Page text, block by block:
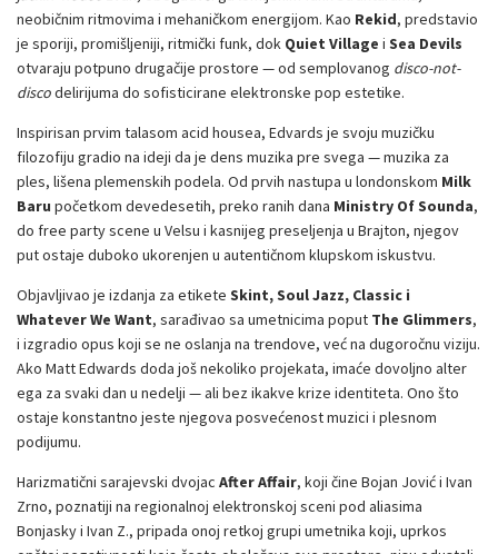
neobičnim ritmovima i mehaničkom energijom. Kao Rekid, predstavio
je sporiji, promišljeniji, ritmički funk, dok Quiet Village i Sea Devils
otvaraju potpuno drugačije prostore — od semplovanog disco-not-
discodelirijuma do sofisticirane elektronske pop estetike.
Inspirisan prvim talasom acid housea, Edvards je svoju muzičku
filozofiju gradio na ideji da je dens muzika pre svega — muzika za
ples, lišena plemenskih podela. Od prvih nastupa u londonskom Milk
Baru početkom devedesetih, preko ranih dana Ministry Of Sounda,
do free party scene u Velsu i kasnijeg preseljenja u Brajton, njegov
put ostaje duboko ukorenjen u autentičnom klupskom iskustvu.
Objavljivao je izdanja za etikete Skint, Soul Jazz, Classic i
Whatever We Want, sarađivao sa umetnicima poput The Glimmers,
i izgradio opus koji se ne oslanja na trendove, već na dugoročnu viziju.
Ako Matt Edwards doda još nekoliko projekata, imaće dovoljno alter
ega za svaki dan u nedelji — ali bez ikakve krize identiteta. Ono što
ostaje konstantno jeste njegova posvećenost muzici i plesnom
podijumu.
Harizmatični sarajevski dvojac After Affair, koji čine Bojan Jović i Ivan
Zrno, poznatiji na regionalnoj elektronskoj sceni pod aliasima
Bonjasky i Ivan Z., pripada onoj retkoj grupi umetnika koji, uprkos